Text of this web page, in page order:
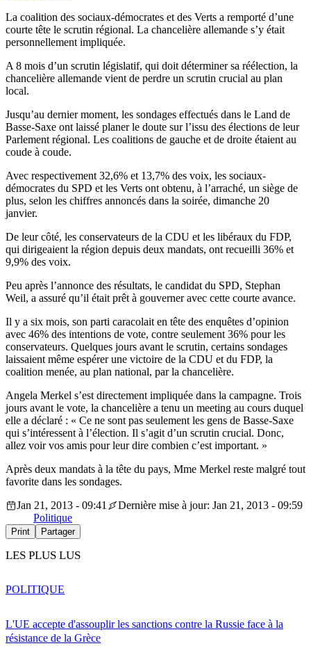
La coalition des sociaux-démocrates et des Verts a remporté d’une
courte tête le scrutin régional. La chancelière allemande s’y était
personnellement impliquée.
A 8 mois d’un scrutin législatif, qui doit déterminer sa réélection, la
chancelière allemande vient de perdre un scrutin crucial au plan
local.
Jusqu’au dernier moment, les sondages effectués dans le Land de
Basse-Saxe ont laissé planer le doute sur l’issu des élections de leur
Parlement régional. Les coalitions de gauche et de droite étaient au
coude à coude.
Avec respectivement 32,6% et 13,7% des voix, les sociaux-
démocrates du SPD et les Verts ont obtenu, à l’arraché, un siège de
plus, selon les chiffres annoncés dans la soirée, dimanche 20
janvier.
De leur côté, les conservateurs de la CDU et les libéraux du FDP,
qui dirigeaient la région depuis deux mandats, ont recueilli 36% et
9,9% des voix.
Peu après l’annonce des résultats, le candidat du SPD, Stephan
Weil, a assuré qu’il était prêt à gouverner avec cette courte avance.
Il y a six mois, son parti caracolait en tête des enquêtes d’opinion
avec 46% des intentions de vote, contre seulement 36% pour les
conservateurs. Quelques jours avant le scrutin, certains sondages
laissaient même espérer une victoire de la CDU et du FDP, la
coalition menée, au plan national, par la chancelière.
Angela Merkel s’est directement impliquée dans la campagne. Trois
jours avant le vote, la chancelière a tenu un meeting au cours duquel
elle a déclaré : « Ce ne sont pas seulement les gens de Basse-Saxe
qui s’intéressent à l’élection. Il s’agit d’un scrutin crucial. Donc,
allez voir vos amis pour leur dire combien c’est important. »
Après deux mandats à la tête du pays, Mme Merkel reste malgré tout
favorite dans les sondages.
Jan 21, 2013 - 09:41
Dernière mise à jour: Jan 21, 2013 - 09:59
Politique
Print Partager
LES PLUS LUS
L'UE accepte d'assouplir les sanctions contre la Russie face à la
résistance de la Grèce
POLITIQUE